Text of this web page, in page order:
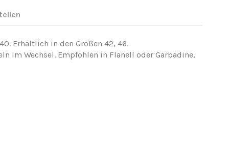
Erhältlich in den Größen 42, 46.
im Wechsel. Empfohlen in Flanell oder Garbadine,